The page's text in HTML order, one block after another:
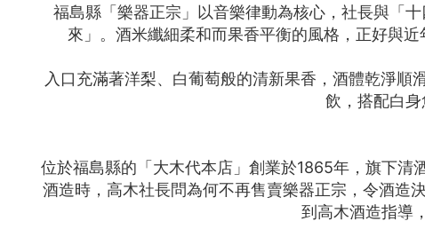
福島縣「樂器正宗」以音樂律動為核心，社長與「
來」。酒米纖細柔和而果香平衡的風格，正好與
入口充滿著洋梨、白葡萄般的清新果香，酒體乾淨
飲，搭配白
位於福島縣的「大木代本店」創業於1865年，旗下
酒造時，高木社長問為何不再售賣樂器正宗，令酒造
到高木酒造指導